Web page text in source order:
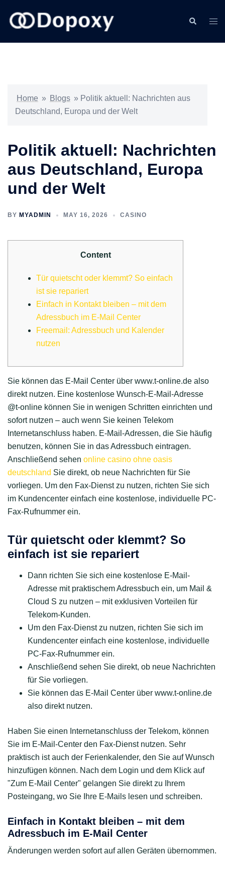
content
Search
Home » Blogs » Politik aktuell: Nachrichten aus
Deutschland, Europa und der Welt
Politik aktuell: Nachrichten
aus Deutschland, Europa
und der Welt
BY MYADMIN MAY 16, 2026 CASINO
Content
Tür quietscht oder klemmt? So einfach
ist sie repariert
Einfach in Kontakt bleiben – mit dem
Adressbuch im E-Mail Center
Freemail: Adressbuch und Kalender
nutzen
Sie können das E-Mail Center über www.t-online.de also
direkt nutzen. Eine kostenlose Wunsch-E-Mail-Adresse
@t-online können Sie in wenigen Schritten einrichten und
sofort nutzen – auch wenn Sie keinen Telekom
Internetanschluss haben. E-Mail-Adressen, die Sie häufig
benutzen, können Sie in das Adressbuch eintragen.
Anschließend sehen online casino ohne oasis
deutschland Sie direkt, ob neue Nachrichten für Sie
vorliegen. Um den Fax-Dienst zu nutzen, richten Sie sich
im Kundencenter einfach eine kostenlose, individuelle PC-
Fax-Rufnummer ein.
Tür quietscht oder klemmt? So
einfach ist sie repariert
Dann richten Sie sich eine kostenlose E-Mail-
Adresse mit praktischem Adressbuch ein, um Mail &
Cloud S zu nutzen – mit exklusiven Vorteilen für
Telekom-Kunden.
Um den Fax-Dienst zu nutzen, richten Sie sich im
Kundencenter einfach eine kostenlose, individuelle
PC-Fax-Rufnummer ein.
Anschließend sehen Sie direkt, ob neue Nachrichten
für Sie vorliegen.
Sie können das E-Mail Center über www.t-online.de
also direkt nutzen.
Haben Sie einen Internetanschluss der Telekom, können
Sie im E-Mail-Center den Fax-Dienst nutzen. Sehr
praktisch ist auch der Ferienkalender, den Sie auf Wunsch
hinzufügen können. Nach dem Login und dem Klick auf
"Zum E-Mail Center" gelangen Sie direkt zu Ihrem
Posteingang, wo Sie Ihre E-Mails lesen und schreiben.
Einfach in Kontakt bleiben – mit dem
Adressbuch im E-Mail Center
Änderungen werden sofort auf allen Geräten übernommen.